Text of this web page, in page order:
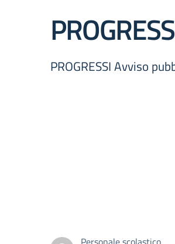
PROGRESSI Avviso